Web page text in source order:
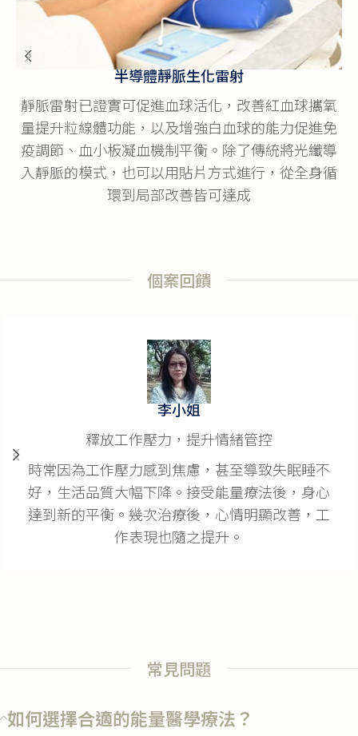
遠紅外線艙
促進身體內細胞的活力與粒線體的機
體進入艙中暴露在生物組織可吸收光
鐘即可活絡氣血放鬆筋膜，促進毒
素、重金屬等物質代謝
融合了中西認
能、電能及負
理療，從而創
環，修
個案回饋
張先生
有效緩解慢性疼痛
因為多年前的工作傷害，長期受到腰背疼痛的困
擾，無法正常工作。經過能量療法的治療，大約
3周後疼痛感就開始明顯減輕，療程結束後，張
先生不僅能輕鬆完成日常工作，甚至重新開始健
常見問題
如何選擇合適的能量醫學療法？